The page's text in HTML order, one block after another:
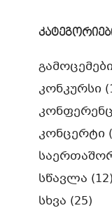
გამოცემები
კონკურსი
კონცერტი
სწავლა (12)
სხვა (25)